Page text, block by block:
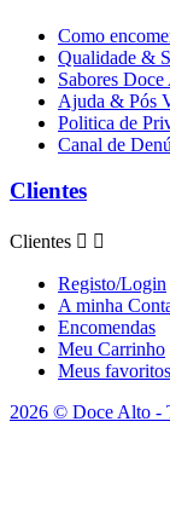
Como
Qualidade &
Sabores
Ajuda & Pós
Politica de
Canal de
Clientes
Clientes  
Registo/Login
A minha
Encomendas
Meu Carrinho
Meus favoritos
2026 © Doce Alto -